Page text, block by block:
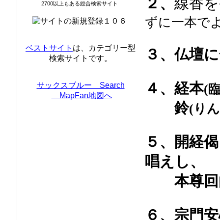
２、 線香
ずに一本で
３、仏壇
４、 経本(
鈴(り
５、
開経
唱えし、
本尊
６、 宗門
2700以上もある総合検索サイト
ベストサイト は、カテゴリー型
検索サイトです。
サックスブルー Search
MapFan地図へ